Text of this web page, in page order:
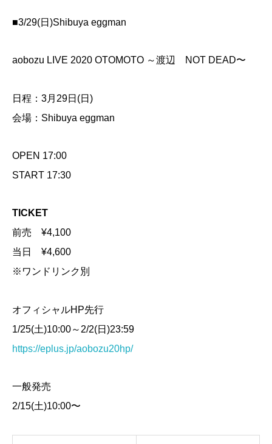
■3/29(日)Shibuya eggman
aobozu LIVE 2020 OTOMOTO ～渡辺 NOT DEAD〜
日程：3月29日(日)
会場：Shibuya eggman
OPEN 17:00
START 17:30
TICKET
前売 ¥4,100
当日 ¥4,600
※ワンドリンク別
オフィシャルHP先行
1/25(土)10:00～2/2(日)23:59
https://eplus.jp/aobozu20hp/
一般発売
2/15(土)10:00〜